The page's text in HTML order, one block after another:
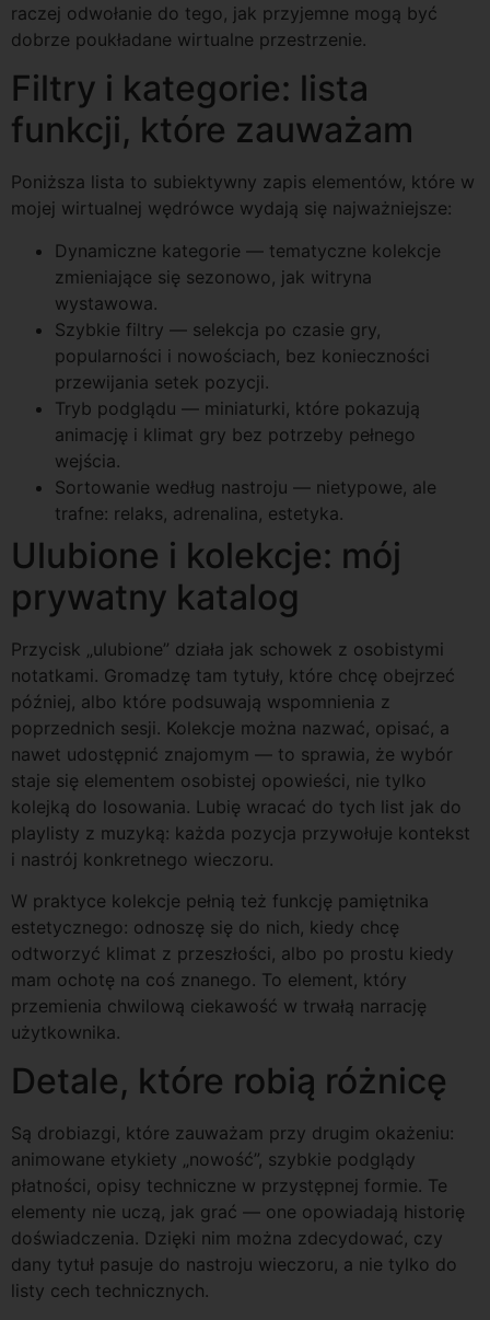
raczej odwołanie do tego, jak przyjemne mogą być
dobrze poukładane wirtualne przestrzenie.
Filtry i kategorie: lista
funkcji, które zauważam
Poniższa lista to subiektywny zapis elementów, które w
mojej wirtualnej wędrówce wydają się najważniejsze:
Dynamiczne kategorie — tematyczne kolekcje
zmieniające się sezonowo, jak witryna
wystawowa.
Szybkie filtry — selekcja po czasie gry,
popularności i nowościach, bez konieczności
przewijania setek pozycji.
Tryb podglądu — miniaturki, które pokazują
animację i klimat gry bez potrzeby pełnego
wejścia.
Sortowanie według nastroju — nietypowe, ale
trafne: relaks, adrenalina, estetyka.
Ulubione i kolekcje: mój
prywatny katalog
Przycisk „ulubione” działa jak schowek z osobistymi
notatkami. Gromadzę tam tytuły, które chcę obejrzeć
później, albo które podsuwają wspomnienia z
poprzednich sesji. Kolekcje można nazwać, opisać, a
nawet udostępnić znajomym — to sprawia, że wybór
staje się elementem osobistej opowieści, nie tylko
kolejką do losowania. Lubię wracać do tych list jak do
playlisty z muzyką: każda pozycja przywołuje kontekst
i nastrój konkretnego wieczoru.
W praktyce kolekcje pełnią też funkcję pamiętnika
estetycznego: odnoszę się do nich, kiedy chcę
odtworzyć klimat z przeszłości, albo po prostu kiedy
mam ochotę na coś znanego. To element, który
przemienia chwilową ciekawość w trwałą narrację
użytkownika.
Detale, które robią różnicę
Są drobiazgi, które zauważam przy drugim okażeniu:
animowane etykiety „nowość”, szybkie podglądy
płatności, opisy techniczne w przystępnej formie. Te
elementy nie uczą, jak grać — one opowiadają historię
doświadczenia. Dzięki nim można zdecydować, czy
dany tytuł pasuje do nastroju wieczoru, a nie tylko do
listy cech technicznych.